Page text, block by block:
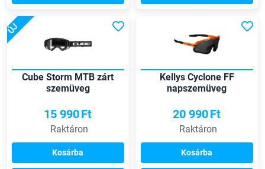
ÚJ
Cube Storm MTB zárt
szemüveg
15 990Ft
Raktáron
Kosárba
Kellys Cyclone FF
napszemüveg
20 990Ft
Raktáron
Kosárba